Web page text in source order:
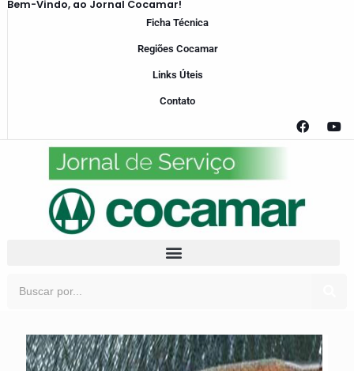
Bem-Vindo, ao Jornal Cocamar!
Ficha Técnica
Regiões Cocamar
Links Úteis
Contato